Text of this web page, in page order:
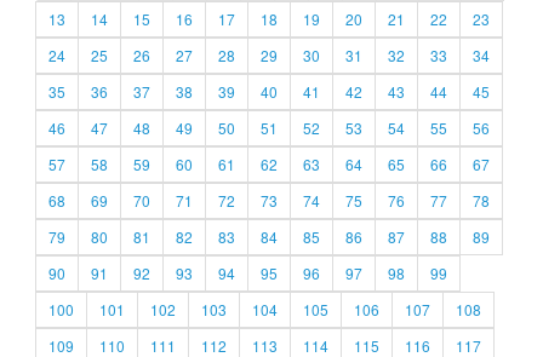
13
14 15 16 17 18 19 20 21 22
23
24
25 26 27 28 29 30 31 32 33
34
35
36 37 38 39 40 41 42 43 44
45
46
47 48 49 50 51 52 53 54 55
56
57
58 59 60 61 62 63 64 65 66
67
68
69 70 71 72 73 74 75 76 77
78
79
80 81 82 83 84 85 86 87 88
89
90
91 92 93 94 95 96 97 98
99
100
101 102 103 104 105 106 107
108
109
110 111 112 113 114 115 116
117